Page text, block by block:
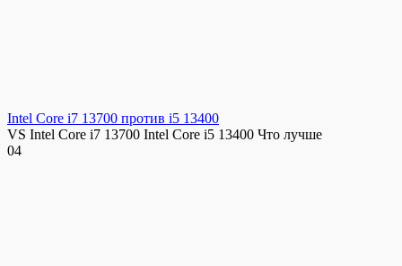
Intel Core i7 13700 против i5 13400
VS Intel Core i7 13700 Intel Core i5 13400 Что лучше
04